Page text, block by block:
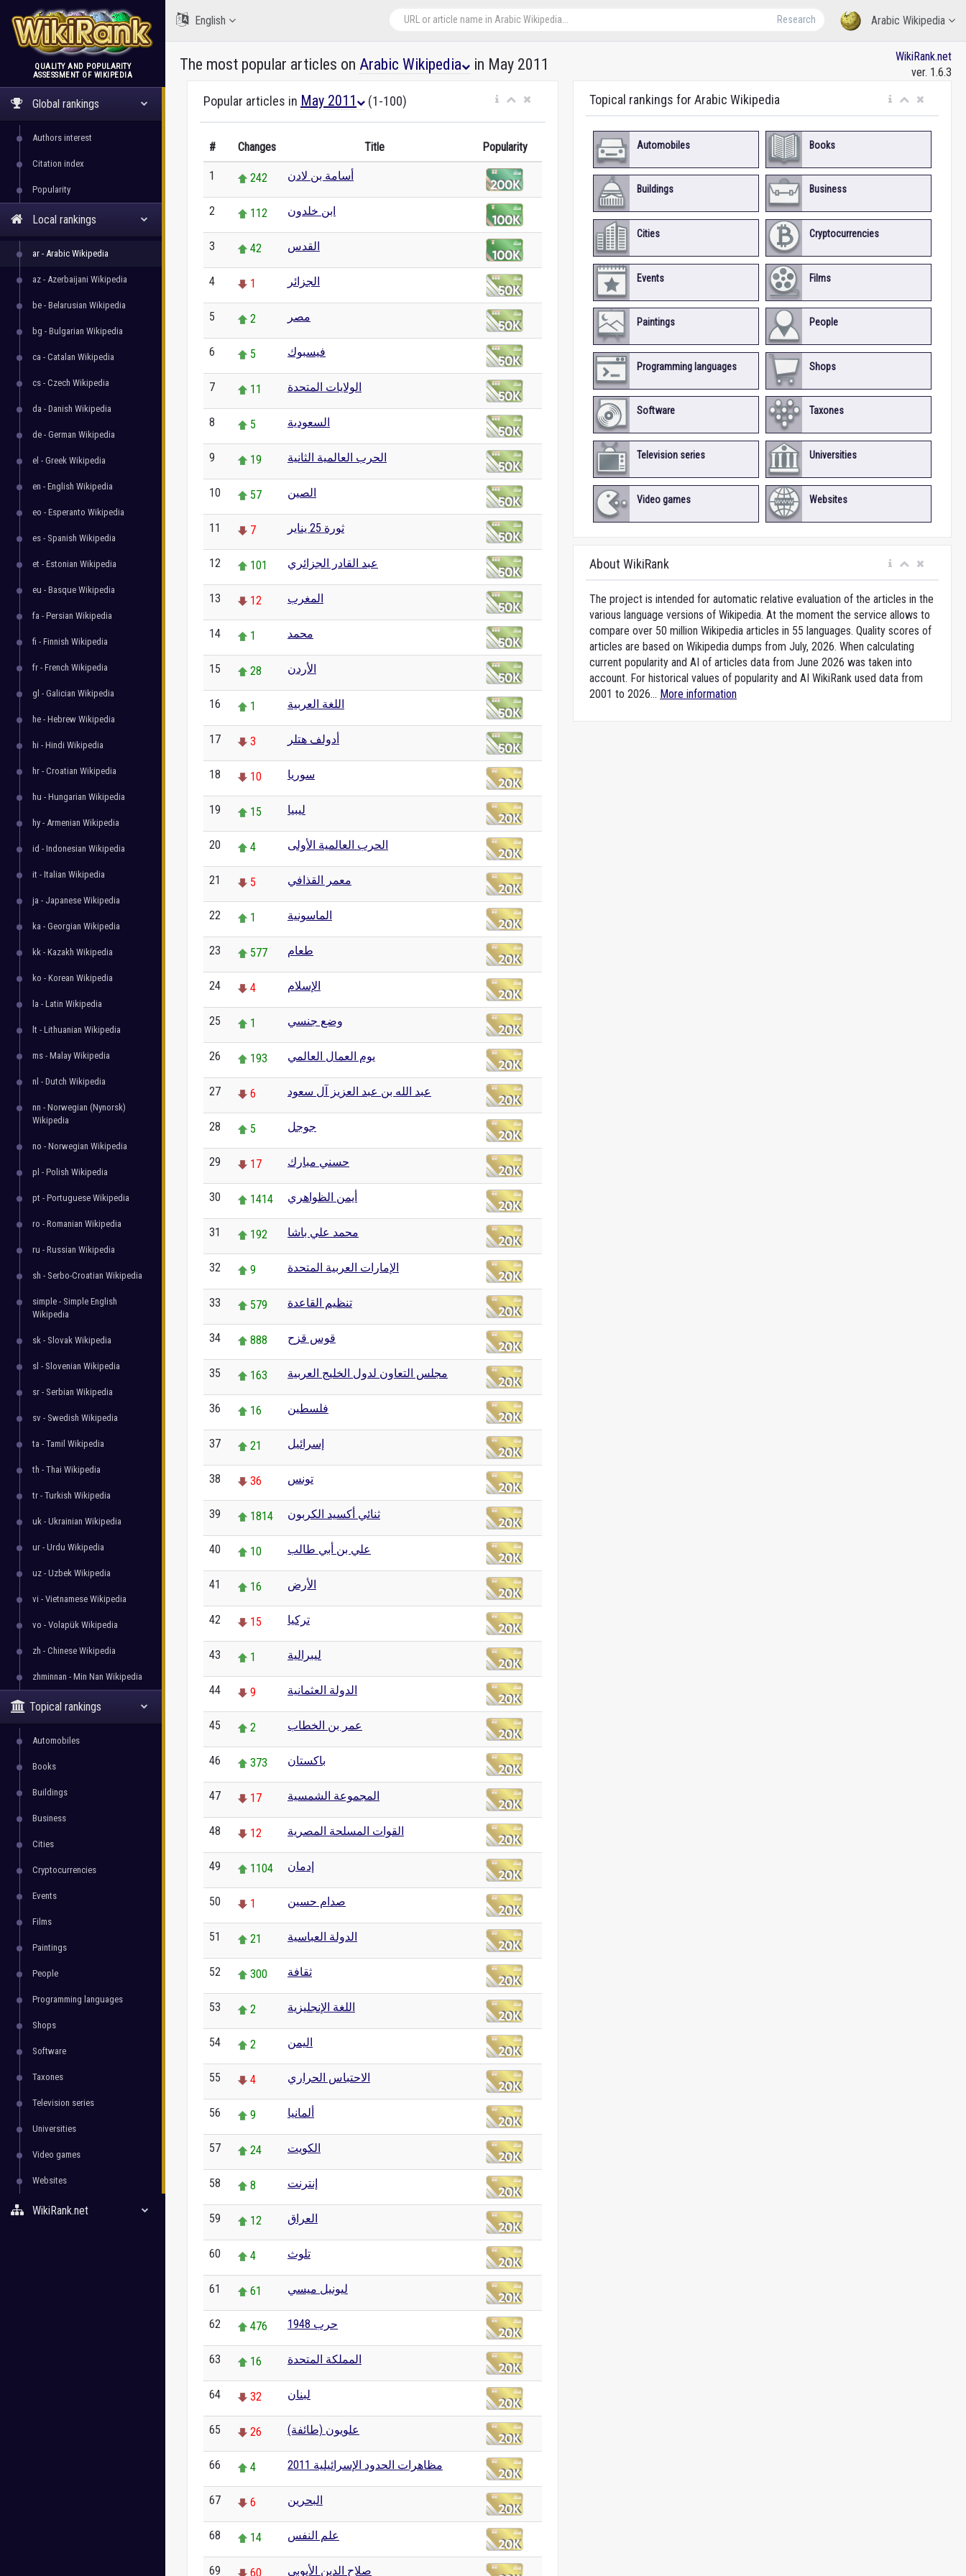
WikiRank
QUALITY AND POPULARITY
ASSESSMENT OF WIKIPEDIA
Global rankings
Authors interest
Citation index
Popularity
Local rankings
ar - Arabic Wikipedia
az - Azerbaijani Wikipedia
be - Belarusian Wikipedia
bg - Bulgarian Wikipedia
ca - Catalan Wikipedia
cs - Czech Wikipedia
da - Danish Wikipedia
de - German Wikipedia
el - Greek Wikipedia
en - English Wikipedia
eo - Esperanto Wikipedia
es - Spanish Wikipedia
et - Estonian Wikipedia
eu - Basque Wikipedia
fa - Persian Wikipedia
fi - Finnish Wikipedia
fr - French Wikipedia
gl - Galician Wikipedia
he - Hebrew Wikipedia
hi - Hindi Wikipedia
hr - Croatian Wikipedia
hu - Hungarian Wikipedia
hy - Armenian Wikipedia
id - Indonesian Wikipedia
it - Italian Wikipedia
ja - Japanese Wikipedia
ka - Georgian Wikipedia
kk - Kazakh Wikipedia
ko - Korean Wikipedia
la - Latin Wikipedia
lt - Lithuanian Wikipedia
ms - Malay Wikipedia
nl - Dutch Wikipedia
nn - Norwegian (Nynorsk)
Wikipedia
no - Norwegian Wikipedia
pl - Polish Wikipedia
pt - Portuguese Wikipedia
ro - Romanian Wikipedia
ru - Russian Wikipedia
sh - Serbo-Croatian Wikipedia
simple - Simple English
Wikipedia
sk - Slovak Wikipedia
sl - Slovenian Wikipedia
sr - Serbian Wikipedia
sv - Swedish Wikipedia
ta - Tamil Wikipedia
th - Thai Wikipedia
tr - Turkish Wikipedia
uk - Ukrainian Wikipedia
ur - Urdu Wikipedia
uz - Uzbek Wikipedia
vi - Vietnamese Wikipedia
vo - Volapük Wikipedia
zh - Chinese Wikipedia
zhminnan - Min Nan Wikipedia
Topical rankings
Automobiles
Books
Buildings
Business
Cities
Cryptocurrencies
Events
Films
Paintings
People
Programming languages
Shops
Software
Taxones
Television series
Universities
Video games
Websites
WikiRank.net
Arabic Wikipedia
Research
English
The most popular articles on Arabic Wikipedia in May 2011
WikiRank.net
ver. 1.6.3
Popular articles in May 2011 (1-100)
# Changes Title Popularity
1 242 أسامة بن لادن
2 112 ابن خلدون
3 42 القدس
4 1 الجزائر
5 2 مصر
6 5 فيسبوك
7 11 الولايات المتحدة
8 5 السعودية
9 19 الحرب العالمية الثانية
10 57 الصين
11 7 ثورة 25 يناير
12 101 عبد القادر الجزائري
13 12 المغرب
14 1 محمد
15 28 الأردن
16 1 اللغة العربية
17 3 أدولف هتلر
18 10 سوريا
19 15 ليبيا
20 4 الحرب العالمية الأولى
21 5 معمر القذافي
22 1 الماسونية
23 577 طعام
24 4 الإسلام
25 1 وضع جنسي
26 193 يوم العمال العالمي
27 6 عبد الله بن عبد العزيز آل سعود
28 5 جوجل
29 17 حسني مبارك
30 1414 أيمن الظواهري
31 192 محمد علي باشا
32 9 الإمارات العربية المتحدة
33 579 تنظيم القاعدة
34 888 قوس قزح
35 163 مجلس التعاون لدول الخليج العربية
36 16 فلسطين
37 21 إسرائيل
38 36 تونس
39 1814 ثنائي أكسيد الكربون
40 10 علي بن أبي طالب
41 16 الأرض
42 15 تركيا
43 1 ليبرالية
44 9 الدولة العثمانية
45 2 عمر بن الخطاب
46 373 باكستان
47 17 المجموعة الشمسية
48 12 القوات المسلحة المصرية
49 1104 إدمان
50 1 صدام حسين
51 21 الدولة العباسية
52 300 ثقافة
53 2 اللغة الإنجليزية
54 2 اليمن
55 4 الاحتباس الحراري
56 9 ألمانيا
57 24 الكويت
58 8 إنترنت
59 12 العراق
60 4 تلوث
61 61 ليونيل ميسي
62 476 حرب 1948
63 16 المملكة المتحدة
64 32 لبنان
65 26 علويون (طائفة)
66 4 مظاهرات الحدود الإسرائيلية 2011
67 6 البحرين
68 14 علم النفس
69 60 صلاح الدين الأيوبي
Topical rankings for Arabic Wikipedia
Automobiles Books
Buildings Business
Cities Cryptocurrencies
Events Films
Paintings People
Programming languages Shops
Software Taxones
Television series Universities
Video games Websites
About WikiRank
The project is intended for automatic relative evaluation of the articles in the
various language versions of Wikipedia. At the moment the service allows to
compare over 50 million Wikipedia articles in 55 languages. Quality scores of
articles are based on Wikipedia dumps from July, 2026. When calculating
current popularity and AI of articles data from June 2026 was taken into
account. For historical values of popularity and AI WikiRank used data from
2001 to 2026... More information